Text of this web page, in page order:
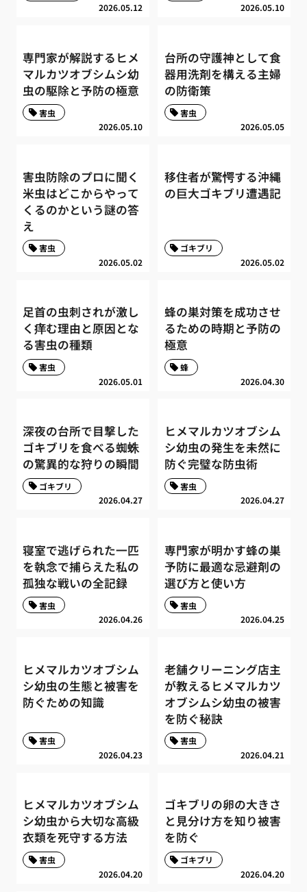
2026.05.12 2026.05.10
専門家が解説するヒメ
マルカツオブシムシ幼
虫の駆除と予防の極意
2026.05.10
害虫
台所の守護神として食
器用洗剤を構える主婦
の防衛策
2026.05.05
害虫
害虫防除のプロに聞く
米虫はどこからやって
くるのかという謎の答
え
2026.05.02
害虫
移住者が驚愕する沖縄
の巨大ゴキブリ遭遇記
2026.05.02
ゴキブリ
足首の虫刺されが激し
く痒む理由と原因とな
る害虫の種類
2026.05.01
害虫
蜂の巣対策を成功させ
るための時期と予防の
極意
2026.04.30
蜂
深夜の台所で目撃した
ゴキブリを食べる蜘蛛
の驚異的な狩りの瞬間
2026.04.27
ゴキブリ
ヒメマルカツオブシム
シ幼虫の発生を未然に
防ぐ完璧な防虫術
2026.04.27
害虫
寝室で逃げられた一匹
を執念で捕らえた私の
孤独な戦いの全記録
2026.04.26
害虫
専門家が明かす蜂の巣
予防に最適な忌避剤の
選び方と使い方
2026.04.25
害虫
ヒメマルカツオブシム
シ幼虫の生態と被害を
防ぐための知識
2026.04.23
害虫
老舗クリーニング店主
が教えるヒメマルカツ
オブシムシ幼虫の被害
を防ぐ秘訣
2026.04.21
害虫
ヒメマルカツオブシム
シ幼虫から大切な高級
衣類を死守する方法
2026.04.20
害虫
ゴキブリの卵の大きさ
と見分け方を知り被害
を防ぐ
2026.04.20
ゴキブリ